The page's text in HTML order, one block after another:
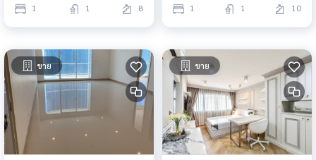
1 1 8 1 1 10
ขาย ขาย